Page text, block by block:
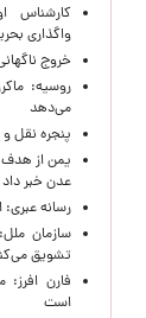
کارشناس
واگذاری
خروج
روسیه:
می‌دهد
پنجره‌ نقل و
یمن از هدف
عدن خبر داد
رسانه عبری:
سازمان
تشویق
فارن
است